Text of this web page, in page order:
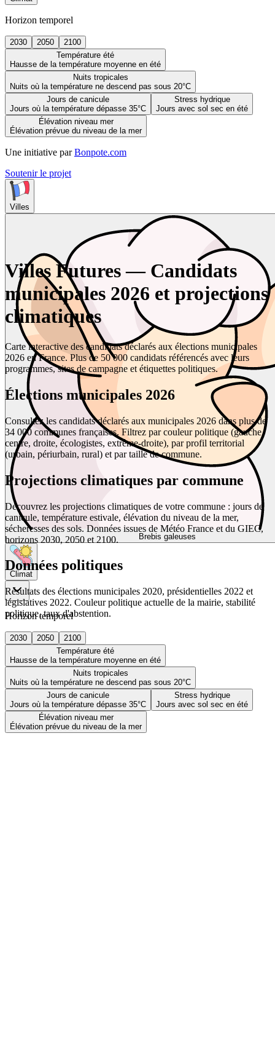
Horizon temporel
2030 2050
2100
Température été
Hausse de la température moyenne en été
Nuits tropicales
Nuits où la température ne descend pas sous 20°C
Jours de canicule
Jours où la température dépasse 35°C
Stress hydrique
Jours avec sol sec en été
Élévation niveau mer
Élévation prévue du niveau de la mer
Une initiative par Bonpote.com
Soutenir le projet
Villes
Brebis galeuses
Climat
Horizon temporel
2030 2050
2100
Température été
Hausse de la température moyenne en été
Nuits tropicales
Nuits où la température ne descend pas sous 20°C
Jours de canicule
Jours où la température dépasse 35°C
Stress hydrique
Jours avec sol sec en été
Élévation niveau mer
Élévation prévue du niveau de la mer
Villes Futures — Candidats
municipales 2026 et projections
climatiques
Carte interactive des candidats déclarés aux élections municipales
2026 en France. Plus de 50 000 candidats référencés avec leurs
programmes, sites de campagne et étiquettes politiques.
Élections municipales 2026
Consultez les candidats déclarés aux municipales 2026 dans plus de
34 000 communes françaises. Filtrez par couleur politique (gauche,
centre, droite, écologistes, extrême-droite), par profil territorial
(urbain, périurbain, rural) et par taille de commune.
Projections climatiques par commune
Découvrez les projections climatiques de votre commune : jours de
canicule, température estivale, élévation du niveau de la mer,
sécheresses des sols. Données issues de Météo France et du GIEC,
horizons 2030, 2050 et 2100.
Données politiques
Résultats des élections municipales 2020, présidentielles 2022 et
législatives 2022. Couleur politique actuelle de la mairie, stabilité
politique, taux d'abstention.